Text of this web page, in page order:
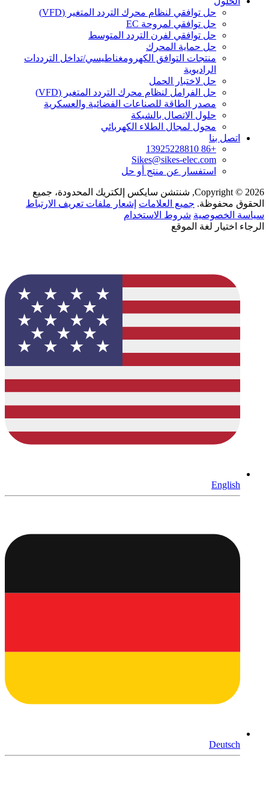
حل توافقي لنظام محرك التردد المتغير (VFD)
حل توافقي لمروحة EC
حل توافقي لفرن التردد المتوسط
حل حماية المحرك
منتجات التوافق الكهرومغناطيسي/تداخل الترددات
الراديوية
حل لاختبار الحمل
حل الفرامل لنظام محرك التردد المتغير (VFD)
مصدر الطاقة للصناعات الفضائية والعسكرية
حلول الاتصال بالشبكة
محول لمجال الطلاء الكهربائي
اتصل بنا
+86 13925228810
Sikes@sikes-elec.com
استفسار عن منتج أو حل
Copyright © 2026, شنتشن سايكس إلكتريك المحدودة، جميع
الحقوق محفوظة. جميع العلامات إشعار ملفات تعريف الارتباط
سياسة الخصوصية شروط الاستخدام
الرجاء اختيار لغة الموقع
English
Deutsch